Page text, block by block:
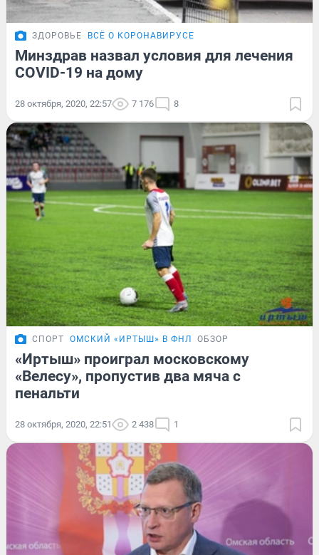
ЗДОРОВЬЕ ВСЁ О КОРОНАВИРУСЕ
Минздрав назвал условия для лечения
COVID-19 на дому
28 октября, 2020, 22:57 7 176 8
СПОРТ ОМСКИЙ «ИРТЫШ» В ФНЛ ОБЗОР
«Иртыш» проиграл московскому
«Велесу», пропустив два мяча с
пенальти
28 октября, 2020, 22:51 2 438 1